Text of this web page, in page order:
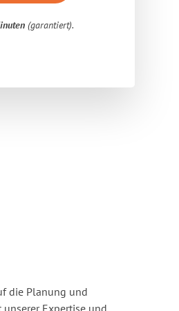
(garantiert).
die Planung und
Expertise und